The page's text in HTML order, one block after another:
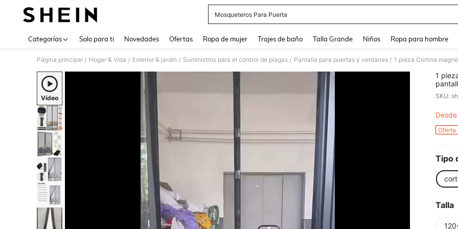
Mosqueteros Para Puerta
Categorías Solo para ti Novedades Ofertas Ropa de mujer Trajes de baño Talla Grande Niños Ropa para hombre
Página principal / Hogar & Vida / Exterior & jardín / Suministros para el control de plagas / Pantalla para puertas y ventanas /
Video
1
SKU:
Desde
Oferta
Tipo
Talla